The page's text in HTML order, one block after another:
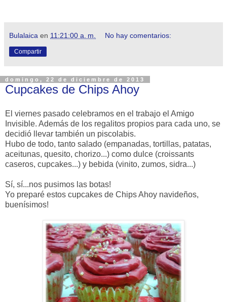
Bulalaica en 11:21:00 a. m. No hay comentarios:
Compartir
domingo, 22 de diciembre de 2013
Cupcakes de Chips Ahoy
El viernes pasado celebramos en el trabajo el Amigo
Invisible. Además de los regalitos propios para cada uno, se
decidió llevar también un piscolabis.
Hubo de todo, tanto salado (empanadas, tortillas, patatas,
aceitunas, quesito, chorizo...) como dulce (croissants
caseros, cupcakes...) y bebida (vinito, zumos, sidra...)
Sí, sí...nos pusimos las botas!
Yo preparé estos cupcakes de Chips Ahoy navideños,
buenísimos!